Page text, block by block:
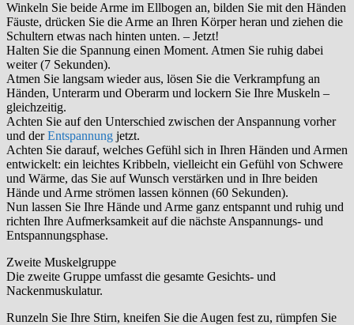
Winkeln Sie beide Arme im Ellbogen an, bilden Sie mit den Händen
Fäuste, drücken Sie die Arme an Ihren Körper heran und ziehen die
Schultern etwas nach hinten unten. – Jetzt!
Halten Sie die Spannung einen Moment. Atmen Sie ruhig dabei
weiter (7 Sekunden).
Atmen Sie langsam wieder aus, lösen Sie die Verkrampfung an
Händen, Unterarm und Oberarm und lockern Sie Ihre Muskeln –
gleichzeitig.
Achten Sie auf den Unterschied zwischen der Anspannung vorher
und derEntspannung jetzt.
Achten Sie darauf, welches Gefühl sich in Ihren Händen und Armen
entwickelt: ein leichtes Kribbeln, vielleicht ein Gefühl von Schwere
und Wärme, das Sie auf Wunsch verstärken und in Ihre beiden
Hände und Arme strömen lassen können (60 Sekunden).
Nun lassen Sie Ihre Hände und Arme ganz entspannt und ruhig und
richten Ihre Aufmerksamkeit auf die nächste Anspannungs- und
Entspannungsphase.
Zweite Muskelgruppe
Die zweite Gruppe umfasst die gesamte Gesichts- und
Nackenmuskulatur.
Runzeln Sie Ihre Stirn, kneifen Sie die Augen fest zu, rümpfen Sie